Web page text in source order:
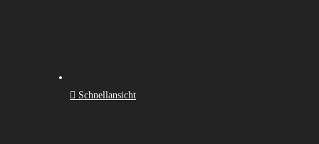
Schnellansicht